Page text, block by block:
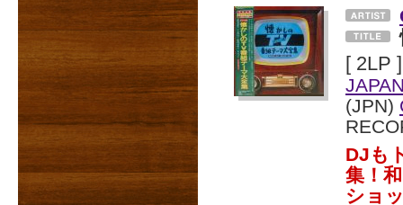
[ 2LP ]
(JPN)
DJも
集！
ショ